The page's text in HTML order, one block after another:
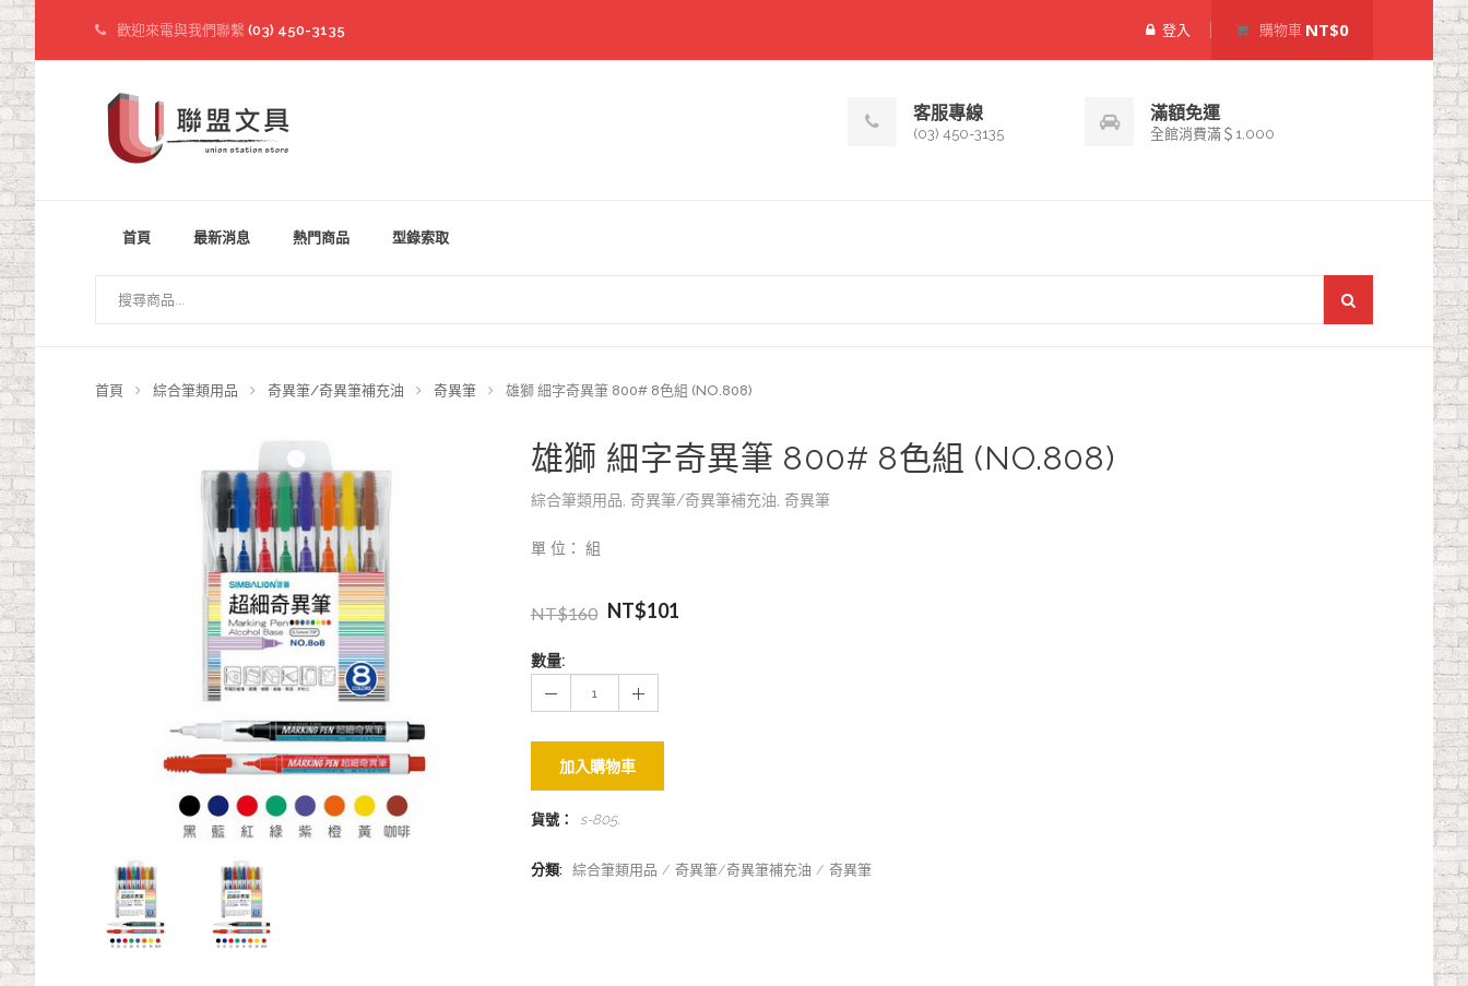
歡迎來電與我們聯繫 (03) 450-3135 登入 購物車 NT$0
客服專線
(03) 450-3135
滿額免運
全館消費滿＄1,000
首頁 最新消息 熱門商品 型錄索取
首頁 綜合筆類用品 奇異筆/奇異筆補充油 奇異筆 雄獅 細字奇異筆 800# 8色組 (NO.808)
雄獅 細字奇異筆 800# 8色組 (NO.808)
綜合筆類用品 奇異筆/奇異筆補充油 奇異筆
單 位： 組
NT$160 NT$101
數量:
加入購物車
貨號： s-805.
分類: 綜合筆類用品 奇異筆/奇異筆補充油 奇異筆